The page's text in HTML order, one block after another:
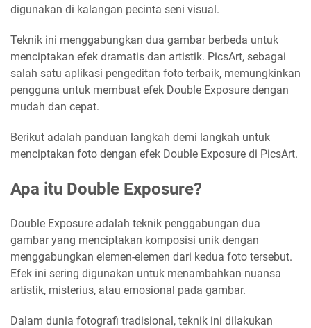
digunakan di kalangan pecinta seni visual.
Teknik ini menggabungkan dua gambar berbeda untuk
menciptakan efek dramatis dan artistik. PicsArt, sebagai
salah satu aplikasi pengeditan foto terbaik, memungkinkan
pengguna untuk membuat efek Double Exposure dengan
mudah dan cepat.
Berikut adalah panduan langkah demi langkah untuk
menciptakan foto dengan efek Double Exposure di PicsArt.
Apa itu Double Exposure?
Double Exposure adalah teknik penggabungan dua
gambar yang menciptakan komposisi unik dengan
menggabungkan elemen-elemen dari kedua foto tersebut.
Efek ini sering digunakan untuk menambahkan nuansa
artistik, misterius, atau emosional pada gambar.
Dalam dunia fotografi tradisional, teknik ini dilakukan